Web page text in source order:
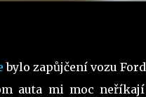
bylo zapůjčení vozu
auta mi moc